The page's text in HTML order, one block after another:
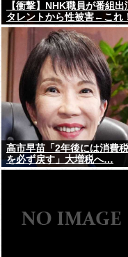
【衝撃】NHK職員が番組出
タレントから性被害←これ
高市早苗「2年後には消費税
を必ず戻す」大増税へ…